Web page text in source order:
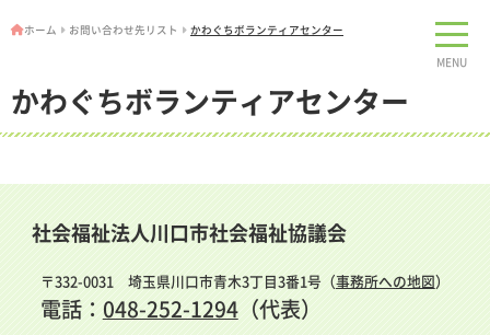
MENU
ホーム お問い合わせ先リスト かわぐちボランティアセンター
かわぐちボランティアセンター
社会福祉法人川口市社会福祉協議会
〒332-0031 埼玉県川口市青木3丁目3番1号（事務所への地図）
電話： 048-252-1294（代表）